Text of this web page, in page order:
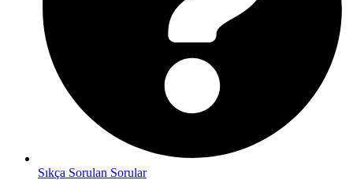
Sıkça Sorulan Sorular